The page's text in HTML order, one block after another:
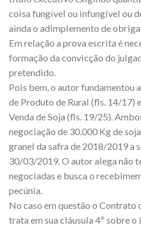
coisa fungível ou infungível ou
ainda o adimplemento de
Em relação a prova escrita é
formação da convicção do
pretendido.
Pois bem, o autor fundamentou
de Produto de Rural (fls. 14/17)
Venda de Soja (fls. 19/25).
negociação de 30.000 Kg de
granel da safra de 2018/2019 a
30/03/2019. O autor alega não
negociadas e busca o
pecúnia.
No caso em questão o Contrato
trata em sua cláusula 4º sobre